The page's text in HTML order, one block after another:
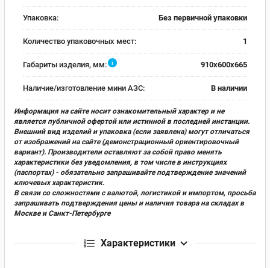
Упаковка: Без первичной упаковки
Количество упаковочных мест: 1
Габариты изделия, мм: i 910x600x665
Наличие/изготовление мини АЗС: В наличии
Информация на сайте носит ознакомительный характер и не
является публичной офертой или истинной в последней инстанции.
Внешний вид изделий и упаковка (если заявлена) могут отличаться
от изображений на сайте (демонстрационный ориентировочный
вариант). Производители оставляют за собой право менять
характеристики без уведомления, в том числе в инструкциях
(паспортах) - обязательно запрашивайте подтверждение значений
ключевых характеристик.
В связи со сложностями с валютой, логистикой и импортом, просьба
запрашивать подтверждения цены и наличия товара на складах в
Москве и Санкт-Петербурге
Характеристики